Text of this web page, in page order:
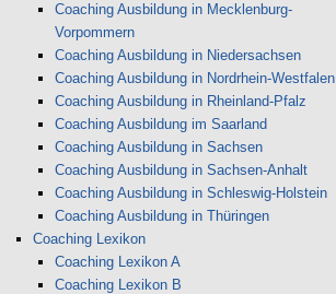
Coaching Ausbildung in Mecklenburg-
Vorpommern
Coaching Ausbildung in Niedersachsen
Coaching Ausbildung in Nordrhein-Westfalen
Coaching Ausbildung in Rheinland-Pfalz
Coaching Ausbildung im Saarland
Coaching Ausbildung in Sachsen
Coaching Ausbildung in Sachsen-Anhalt
Coaching Ausbildung in Schleswig-Holstein
Coaching Ausbildung in Thüringen
Coaching Lexikon
Coaching Lexikon A
Coaching Lexikon B